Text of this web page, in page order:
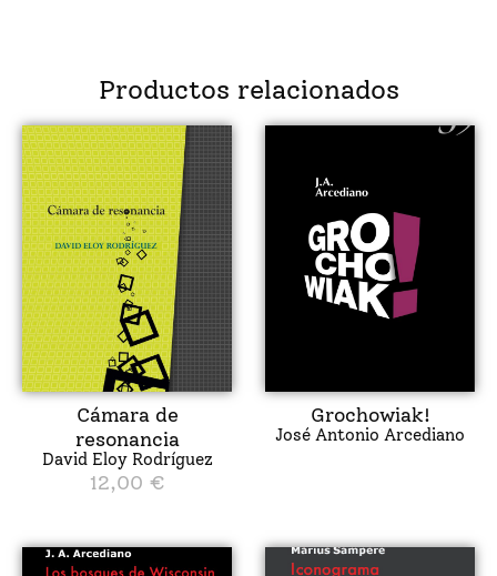
Productos relacionados
Cámara de
resonancia
David Eloy Rodríguez
12,00 €
Grochowiak!
José Antonio Arcediano